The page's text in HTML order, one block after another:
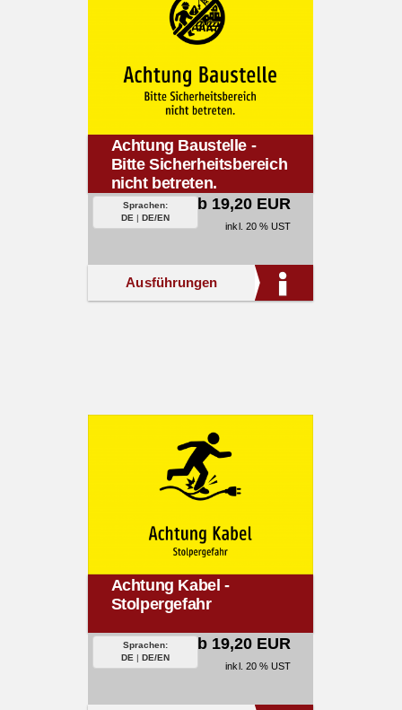
Achtung Baustelle -
Bitte Sicherheitsbereich
nicht betreten.
Sprachen:
DE | DE/EN
ab 19,20 EUR
inkl. 20 % UST
Ausführungen
Achtung Kabel -
Stolpergefahr
Sprachen:
DE | DE/EN
ab 19,20 EUR
inkl. 20 % UST